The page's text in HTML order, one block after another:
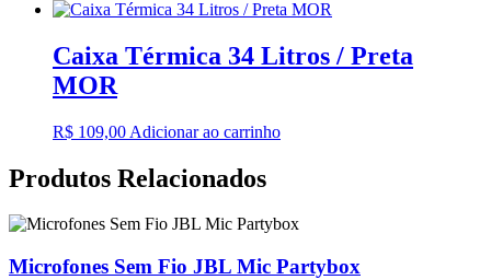
Caixa Térmica 34 Litros / Preta
MOR
R$ 109,00 Adicionar ao carrinho
Produtos Relacionados
Microfones Sem Fio JBL Mic Partybox